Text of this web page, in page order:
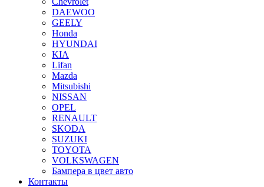
DAEWOO
GEELY
Honda
HYUNDAI
KIA
Lifan
Mazda
Mitsubishi
NISSAN
OPEL
RENAULT
SKODA
SUZUKI
TOYOTA
VOLKSWAGEN
Бампера в цвет авто
Контакты